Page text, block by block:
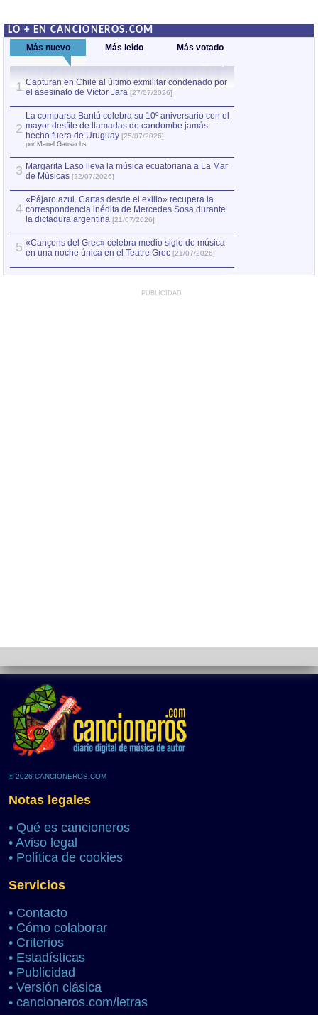
LO + EN CANCIONEROS.COM
Más nuevo Más leído Más votado
1 Capturan en Chile al último exmilitar condenado por
el asesinato de Víctor Jara [27/07/2026]
2
La comparsa Bantú celebra su 10º aniversario con el
mayor desfile de llamadas de candombe jamás
hecho fuera de Uruguay [25/07/2026]
por Manel Gausachs
3 Margarita Laso lleva la música ecuatoriana a La Mar
de Músicas [22/07/2026]
4
«Pájaro azul. Cartas desde el exilio» recupera la
correspondencia inédita de Mercedes Sosa durante
la dictadura argentina [21/07/2026]
5 «Cançons del Grec» celebra medio siglo de música
en una noche única en el Teatre Grec [21/07/2026]
PUBLICIDAD
© 2026 CANCIONEROS.COM
Notas legales
• Qué es cancioneros
• Aviso legal
• Política de cookies
Servicios
• Contacto
• Cómo colaborar
• Criterios
• Estadísticas
• Publicidad
• Versión clásica
• cancioneros.com/letras